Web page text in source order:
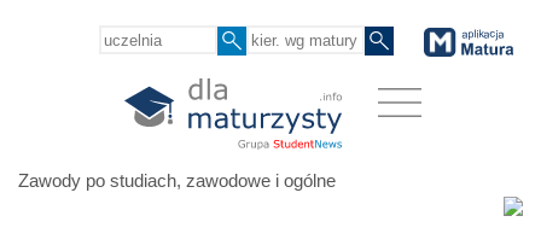
Zawody po studiach, zawodowe i ogólne